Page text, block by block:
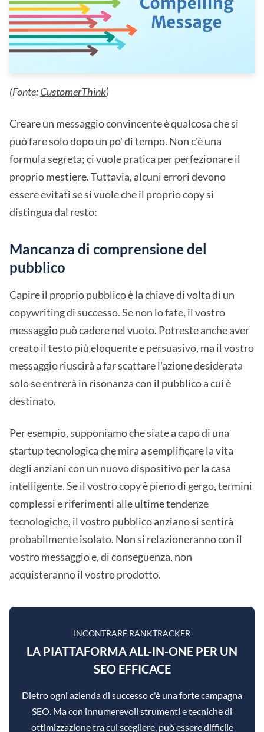
(Fonte:CustomerThink)
Creare un messaggio convincente è qualcosa che si
può fare solo dopo un po' di tempo. Non c'è una
formula segreta; ci vuole pratica per perfezionare il
proprio mestiere. Tuttavia, alcuni errori devono
essere evitati se si vuole che il proprio copy si
distingua dal resto:
Mancanza di comprensione del
pubblico
Capire il proprio pubblico è la chiave di volta di un
copywriting di successo. Se non lo fate, il vostro
messaggio può cadere nel vuoto. Potreste anche aver
creato il testo più eloquente e persuasivo, ma il vostro
messaggio riuscirà a far scattare l'azione desiderata
solo se entrerà in risonanza con il pubblico a cui è
destinato.
Per esempio, supponiamo che siate a capo di una
startup tecnologica che mira a semplificare la vita
degli anziani con un nuovo dispositivo per la casa
intelligente. Se il vostro copy è pieno di gergo, termini
complessi e riferimenti alle ultime tendenze
tecnologiche, il vostro pubblico anziano si sentirà
probabilmente isolato. Non si relazioneranno con il
vostro messaggio e, di conseguenza, non
acquisteranno il vostro prodotto.
INCONTRARE RANKTRACKER
LA PIATTAFORMA ALL-IN-ONE PER UN
SEO EFFICACE
Dietro ogni azienda di successo c'è una forte campagna
SEO. Ma con innumerevoli strumenti e tecniche di
ottimizzazione tra cui scegliere, può essere difficile